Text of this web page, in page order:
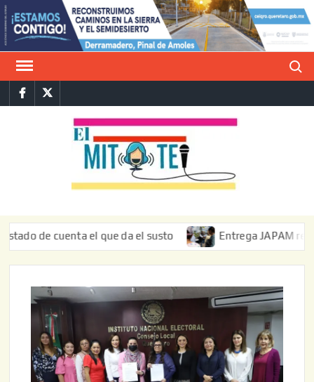
Saltar
al
contenido
FacebookTwitter
de cuenta el que da el susto Entrega JAPAM